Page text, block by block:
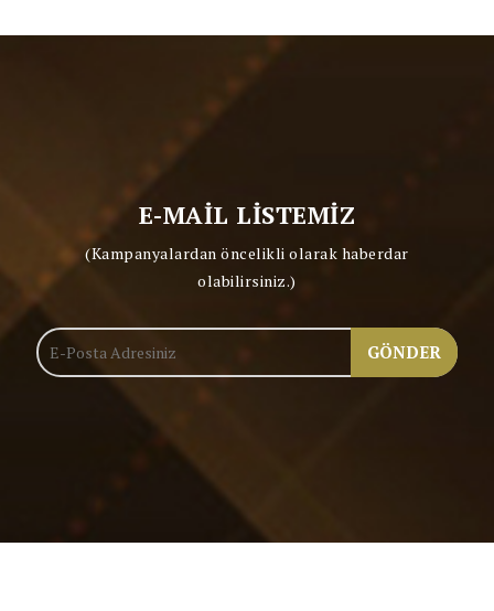
E-MAİL LİSTEMİZ
(Kampanyalardan öncelikli olarak haberdar
olabilirsiniz.)